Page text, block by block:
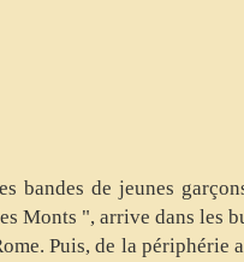
bandes de jeunes
Monts ", arrive dans les
Puis, de la périphérie